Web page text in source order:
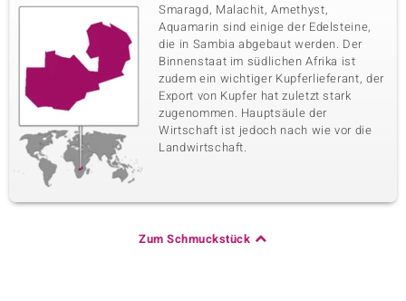
Smaragd, Malachit, Amethyst,
Aquamarin sind einige der Edelsteine,
die in Sambia abgebaut werden. Der
Binnenstaat im südlichen Afrika ist
zudem ein wichtiger Kupferlieferant, der
Export von Kupfer hat zuletzt stark
zugenommen. Hauptsäule der
Wirtschaft ist jedoch nach wie vor die
Landwirtschaft.
Zum Schmuckstück